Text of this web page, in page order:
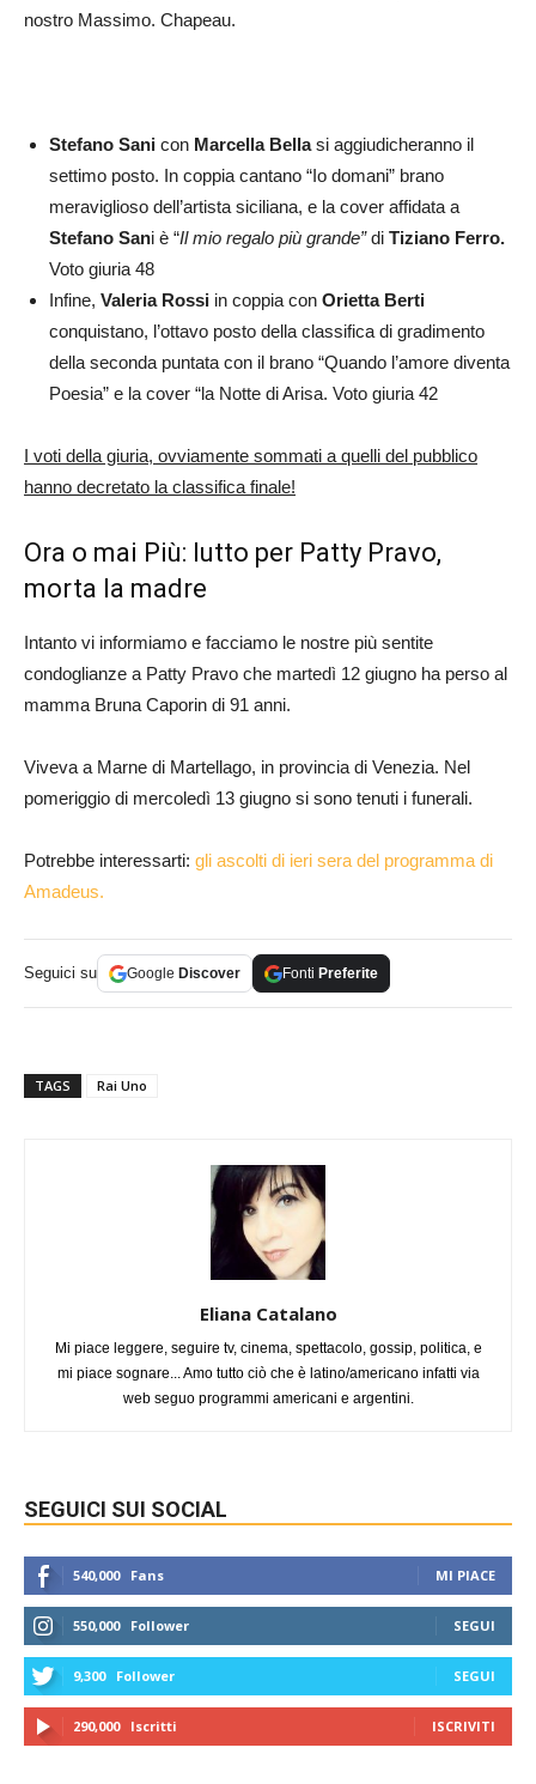
nostro Massimo. Chapeau.
Stefano Sani con Marcella Bellasi aggiudicheranno il
settimo posto. In coppia cantano “Io domani” brano
meraviglioso dell’artista siciliana, e la cover affidata a
Stefano Sani è “Il mio regalo più grande”di Tiziano Ferro.
Voto giuria 48
Infine, Valeria Rossi in coppia con Orietta Berti
conquistano, l’ottavo posto della classifica di gradimento
della seconda puntata con il brano “Quando l’amore diventa
Poesia” e la cover “la Notte di Arisa. Voto giuria 42
I voti della giuria, ovviamente sommati a quelli del pubblico
hanno decretato la classifica finale!
Ora o mai Più: lutto per Patty Pravo,
morta la madre
Intanto vi informiamo e facciamo le nostre più sentite
condoglianze a Patty Pravo che martedì 12 giugno ha perso al
mamma Bruna Caporin di 91 anni.
Viveva a Marne di Martellago, in provincia di Venezia. Nel
pomeriggio di mercoledì 13 giugno si sono tenuti i funerali.
Potrebbe interessarti: gli ascolti di ieri sera del programma di
Amadeus.
Seguici su Google Discover Fonti Preferite
TAGS Rai Uno
Eliana Catalano
Mi piace leggere, seguire tv, cinema, spettacolo, gossip, politica, e
mi piace sognare... Amo tutto ciò che è latino/americano infatti via
web seguo programmi americani e argentini.
SEGUICI SUI SOCIAL
540,000 Fans MI PIACE
550,000 Follower SEGUI
9,300 Follower SEGUI
290,000 Iscritti ISCRIVITI